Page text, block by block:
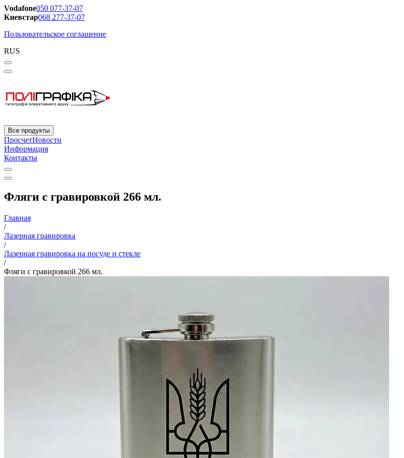
Vodafone050 077-37-07
Киевстар068 277-37-07
Пользовательское соглашение
RUS
Все продукты
ПросчетНовости
Информация
Контакты
Фляги с гравировкой 266 мл.
Главная
/
Лазерная гравировка
/
Лазерная гравировка на посуде и стекле
/
Фляги с гравировкой 266 мл.